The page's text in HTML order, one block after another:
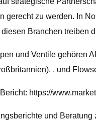
zu werden. In
Branchen
und Ventile gehören
, und
https://
und